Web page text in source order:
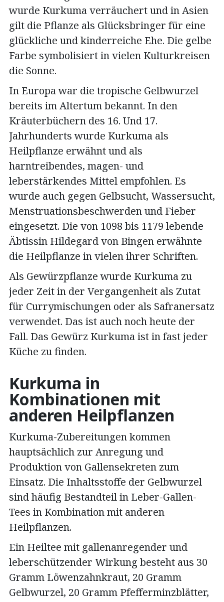
wurde Kurkuma verräuchert und in Asien
gilt die Pflanze als Glücksbringer für eine
glückliche und kinderreiche Ehe. Die gelbe
Farbe symbolisiert in vielen Kulturkreisen
die Sonne.
In Europa war die tropische Gelbwurzel
bereits im Altertum bekannt. In den
Kräuterbüchern des 16. Und 17.
Jahrhunderts wurde Kurkuma als
Heilpflanze erwähnt und als
harntreibendes, magen- und
leberstärkendes Mittel empfohlen. Es
wurde auch gegen Gelbsucht, Wassersucht,
Menstruationsbeschwerden und Fieber
eingesetzt. Die von 1098 bis 1179 lebende
Äbtissin Hildegard von Bingen erwähnte
die Heilpflanze in vielen ihrer Schriften.
Als Gewürzpflanze wurde Kurkuma zu
jeder Zeit in der Vergangenheit als Zutat
für Currymischungen oder als Safranersatz
verwendet. Das ist auch noch heute der
Fall. Das Gewürz Kurkuma ist in fast jeder
Küche zu finden.
Kurkuma in
Kombinationen mit
anderen Heilpflanzen
Kurkuma-Zubereitungen kommen
hauptsächlich zur Anregung und
Produktion von Gallensekreten zum
Einsatz. Die Inhaltsstoffe der Gelbwurzel
sind häufig Bestandteil in Leber-Gallen-
Tees in Kombination mit anderen
Heilpflanzen.
Ein Heiltee mit gallenanregender und
leberschützender Wirkung besteht aus 30
Gramm Löwenzahnkraut, 20 Gramm
Gelbwurzel, 20 Gramm Pfefferminzblätter,